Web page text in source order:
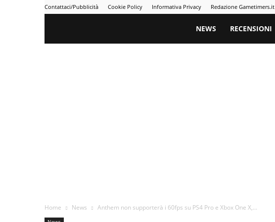
Contattaci/Pubblicità Cookie Policy Informativa Privacy Redazione Gametimers.it
Gametimers
NEWS RECENSIONI
Home News Anthem non supporterà i 60fps su PS4 Pro e Xbox One X,...